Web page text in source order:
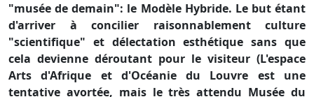
"musée de demain": le Modèle Hybride. Le but étant
d'arriver à concilier raisonnablement culture
"scientifique" et délectation esthétique sans que
cela devienne déroutant pour le visiteur (L'espace
Arts d'Afrique et d'Océanie du Louvre est une
tentative avortée, mais le très attendu Musée du